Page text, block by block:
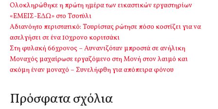
Ολοκληρώθηκε η πρώτη ημέρα των εικαστικών εργαστηρίων
«ΕΜΕΙΣ-ΕΔΩ» στο Τσοτύλι
Αδιανόητο περιστατικό: Τουρίστας ρώτησε πόσο κοστίζει για να
ασελγήσει σε ένα 10χρονο κοριτσάκι
Στη φυλακή 66χρονος – Αυνανιζόταν μπροστά σε ανήλικη
Μοναχός μαχαίρωσε εργαζόμενο στη Μονή στον λαιμό και
ακόμη έναν μοναχό – Συνελήφθη για απόπειρα φόνου
Πρόσφατα σχόλια